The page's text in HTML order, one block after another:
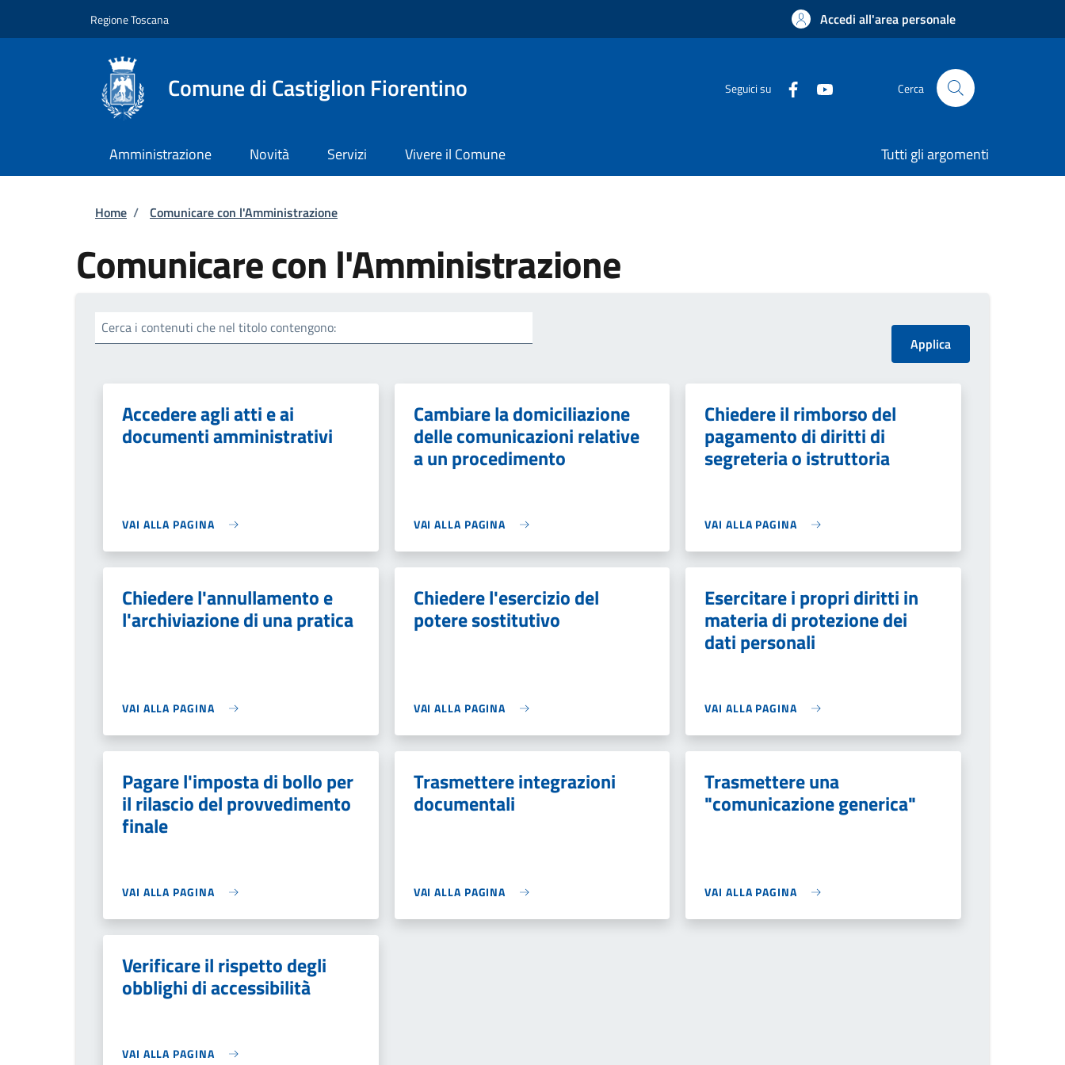
Regione Toscana Accedi all'area personale
Comune di Castiglion Fiorentino Seguici su Cerca
Amministrazione Novità Servizi Vivere il Comune Tutti gli argomenti
Briciole di pane
Home / Comunicare con l'Amministrazione
Comunicare con l'Amministrazione
Cerca i contenuti che nel titolo contengono:
Accedere agli atti e ai
documenti amministrativi
VAI ALLA PAGINA
Cambiare la domiciliazione
delle comunicazioni relative
a un procedimento
VAI ALLA PAGINA
Chiedere il rimborso del
pagamento di diritti di
segreteria o istruttoria
VAI ALLA PAGINA
Chiedere l'annullamento e
l'archiviazione di una pratica
VAI ALLA PAGINA
Chiedere l'esercizio del
potere sostitutivo
VAI ALLA PAGINA
Esercitare i propri diritti in
materia di protezione dei
dati personali
VAI ALLA PAGINA
Pagare l'imposta di bollo per
il rilascio del provvedimento
finale
VAI ALLA PAGINA
Trasmettere integrazioni
documentali
VAI ALLA PAGINA
Trasmettere una
"comunicazione generica"
VAI ALLA PAGINA
Verificare il rispetto degli
obblighi di accessibilità
VAI ALLA PAGINA